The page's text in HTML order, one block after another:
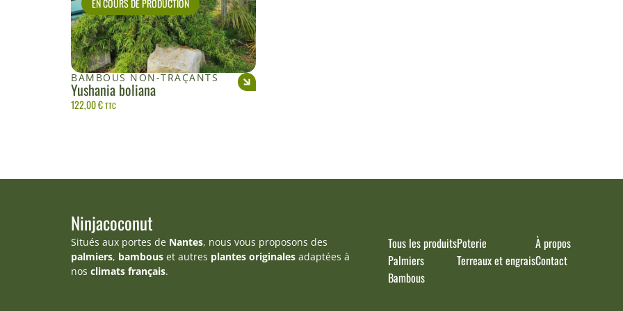
BAMBOUS NON-TRAÇANTS
Yushania boliana
122,00€TTC
EN COURS DE PRODUCTION
Ninjacoconut
Situés aux portes de Nantes, nous vous proposons des
palmiers, bambous et autres plantes originales adaptées à
nos climats français.
Tous les produits
Palmiers
Bambous
Poterie
Terreaux et engrais
À propos
Contact